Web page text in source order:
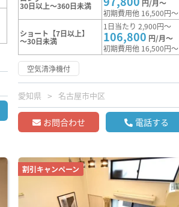
30日以上～360日未満
円/月～
初期費用他 16,500円～
ショート【7日以上】
～30日未満
1日当たり 2,900円～
106,800 円/月～
初期費用他 16,500円～
空気清浄機付
愛知県 名古屋市中区
お問合わせ 電話する
割引キャンペーン